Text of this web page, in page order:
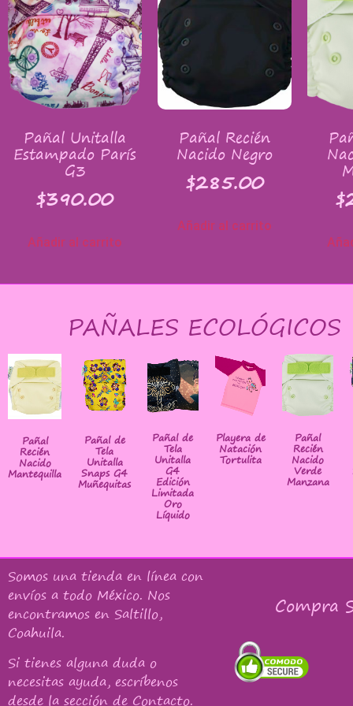
Pañal Unitalla
Estampado París
G3
$390.00
Añadir al carrito
Pañal Recién
Nacido Negro
$285.00
Añadir al carrito
$
PAÑALES ECOLÓGICOS
Pañal
Recién
Nacido
Mantequilla
Pañal de
Tela
Unitalla
Snaps G4
Muñequitas
Pañal de
Tela
Unitalla
G4
Edición
Limitada
Oro
Líquido
Playera de
Natación
Tortulita
Pañal
Recién
Nacido
Verde
Manzana
Somos una tienda en línea con
envíos a todo México. Nos
encontramos en Saltillo,
Coahuila.
Si tienes alguna duda o
necesitas ayuda, escríbenos
desde la sección de Contacto.
Compra